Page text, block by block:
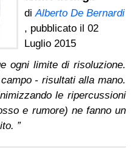
diAlberto De Bernardi
, pubblicato il 02
Luglio 2015
ogni limite di risoluzione.
- risultati alla mano.
le ripercussioni
e rumore) ne fanno un
”